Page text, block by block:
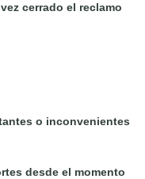
cerrado el reclamo
o inconvenientes
desde el momento